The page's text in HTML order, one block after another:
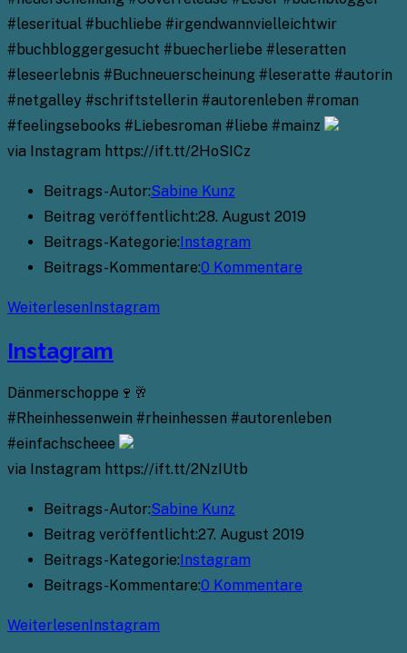
#leseritual #buchliebe #irgendwannvielleichtwir
#buchbloggergesucht #buecherliebe #leseratten
#leseerlebnis #Buchneuerscheinung #leseratte #autorin
#netgalley #schriftstellerin #autorenleben #roman
#feelingsebooks #Liebesroman #liebe #mainz
via Instagram https://ift.tt/2HoSICz
Beitrags-Autor:Sabine Kunz
Beitrag veröffentlicht:28. August 2019
Beitrags-Kategorie: Instagram
Beitrags-Kommentare:0 Kommentare
Weiterlesen Instagram
Instagram
Dänmerschoppe🍷🥂
#Rheinhessenwein #rheinhessen #autorenleben
#einfachscheee
via Instagram https://ift.tt/2NzIUtb
Beitrags-Autor:Sabine Kunz
Beitrag veröffentlicht:27. August 2019
Beitrags-Kategorie: Instagram
Beitrags-Kommentare:0 Kommentare
Weiterlesen Instagram